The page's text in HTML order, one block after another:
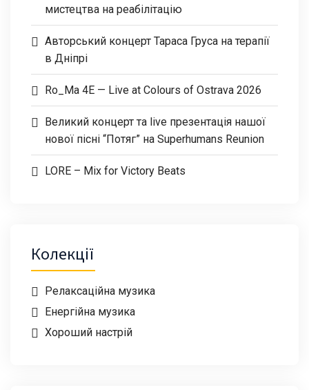
мистецтва на реабілітацію
Авторський концерт Тараса Груса на терапії
в Дніпрі
Ro_Ma 4E — Live at Colours of Ostrava 2026
Великий концерт та live презентація нашої
нової пісні “Потяг” на Superhumans Reunion
LORE – Mix for Victory Beats
Колекції
Релаксаційна музика
Енергійна музика
Хороший настрій